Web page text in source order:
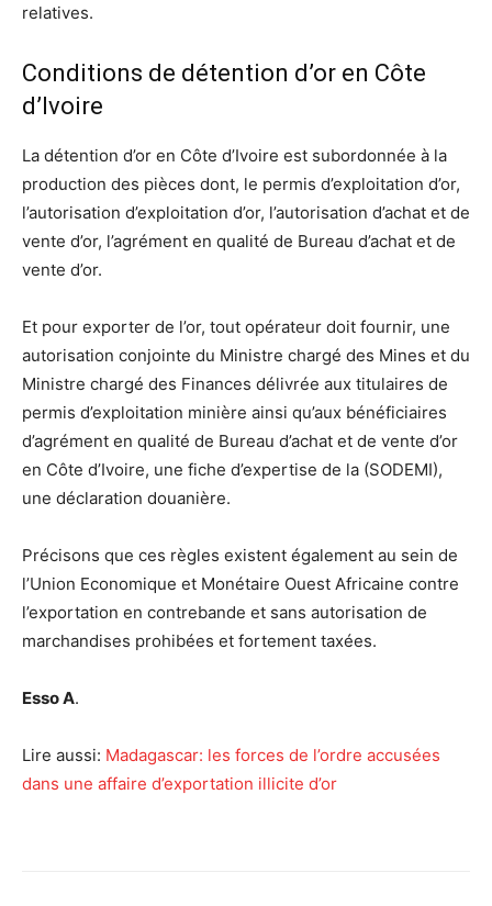
relatives.
Conditions de détention d’or en Côte
d’Ivoire
La détention d’or en Côte d’Ivoire est subordonnée à la
production des pièces dont, le permis d’exploitation d’or,
l’autorisation d’exploitation d’or, l’autorisation d’achat et de
vente d’or, l’agrément en qualité de Bureau d’achat et de
vente d’or.
Et pour exporter de l’or, tout opérateur doit fournir, une
autorisation conjointe du Ministre chargé des Mines et du
Ministre chargé des Finances délivrée aux titulaires de
permis d’exploitation minière ainsi qu’aux bénéficiaires
d’agrément en qualité de Bureau d’achat et de vente d’or
en Côte d’Ivoire, une fiche d’expertise de la (SODEMI),
une déclaration douanière.
Précisons que ces règles existent également au sein de
l’Union Economique et Monétaire Ouest Africaine contre
l’exportation en contrebande et sans autorisation de
marchandises prohibées et fortement taxées.
Esso A.
Lire aussi: Madagascar: les forces de l’ordre accusées
dans une affaire d’exportation illicite d’or